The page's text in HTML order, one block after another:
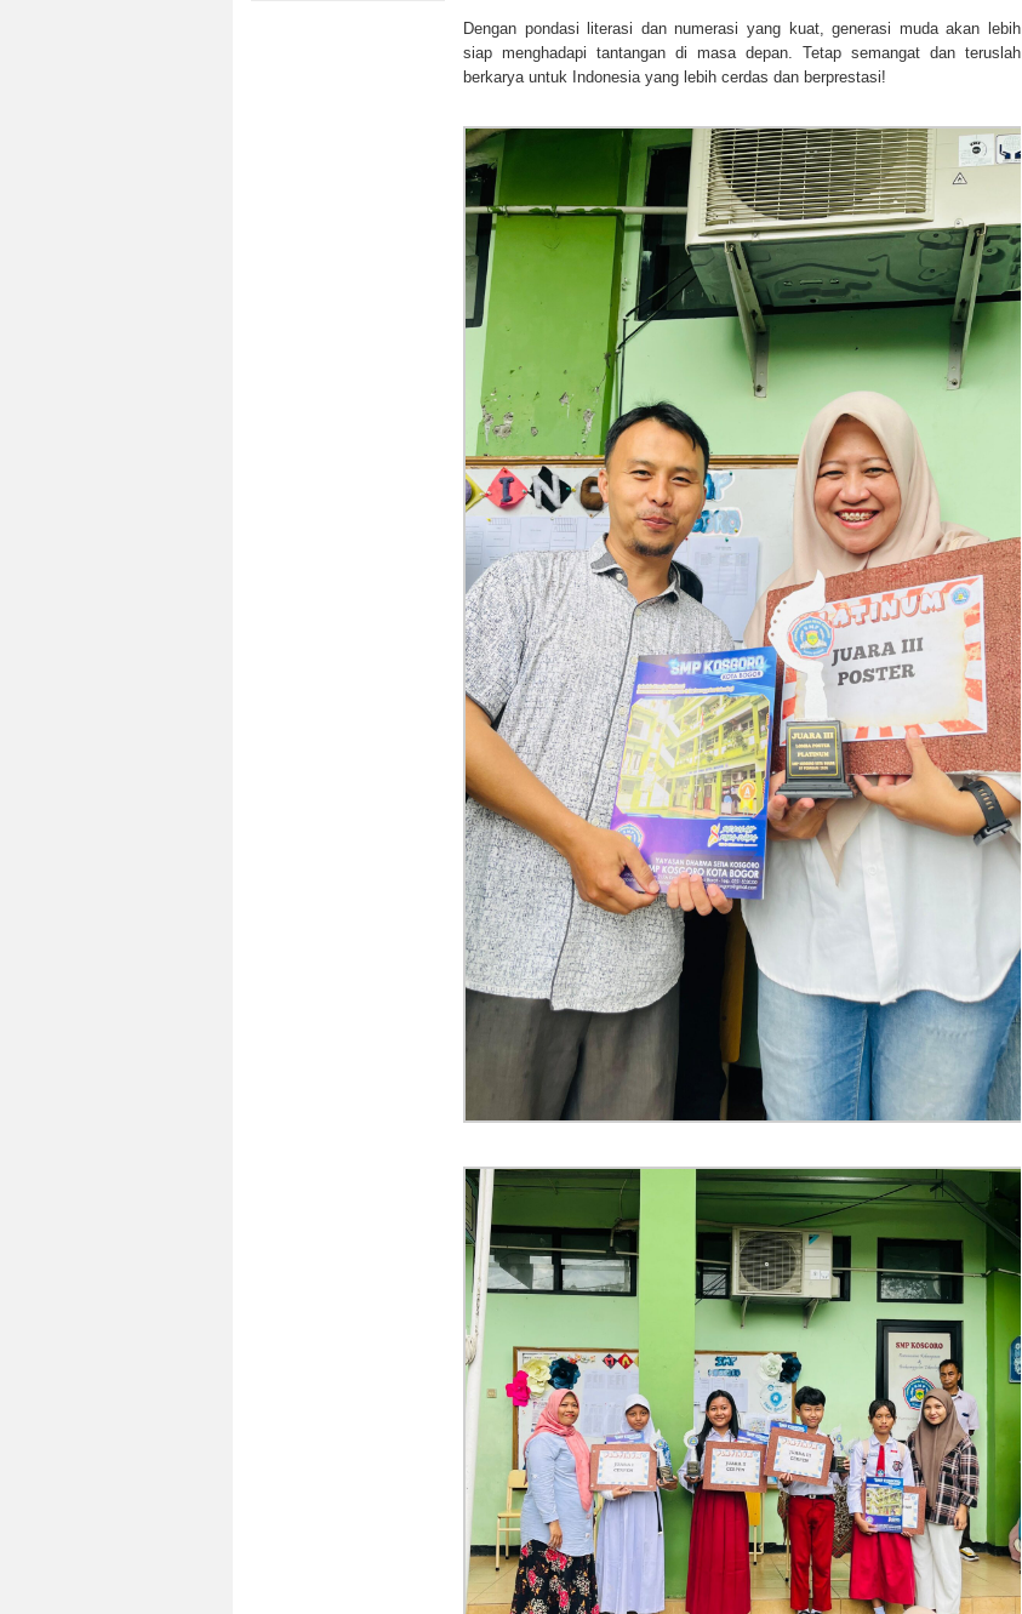
Dengan pondasi literasi dan numerasi yang kuat, generasi muda akan lebih
siap menghadapi tantangan di masa depan. Tetap semangat dan teruslah
berkarya untuk Indonesia yang lebih cerdas dan berprestasi!